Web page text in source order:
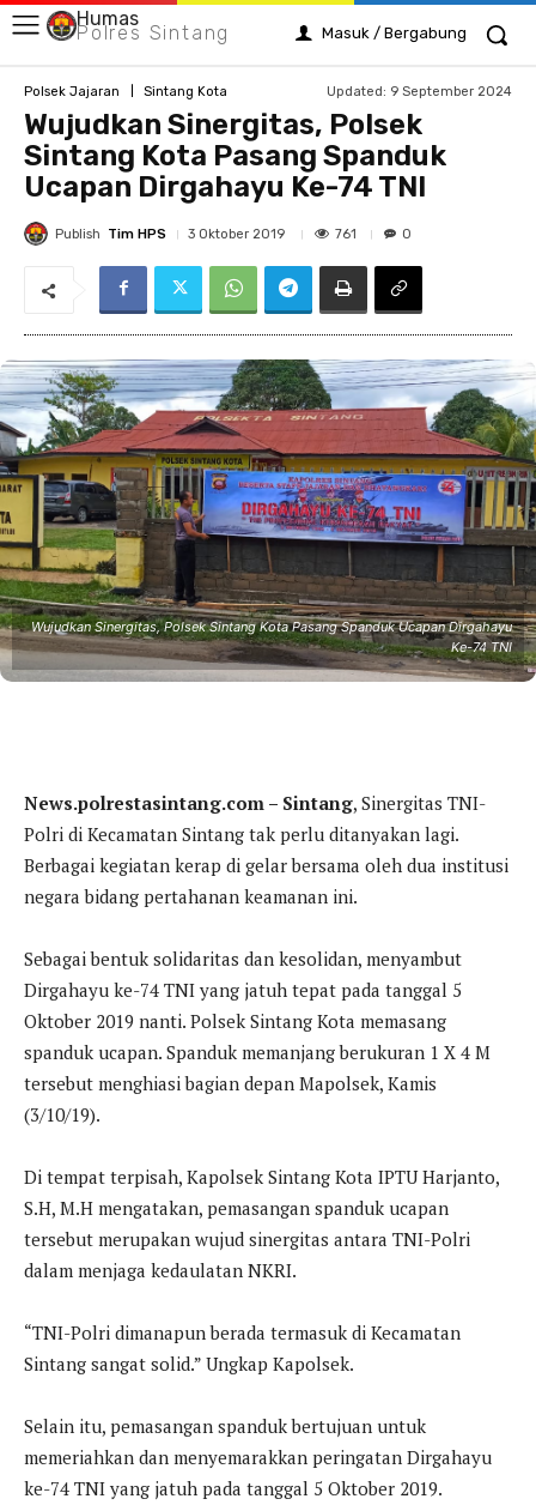
Humas
Polres Sintang Masuk / Bergabung
Polsek Jajaran Sintang Kota Updated: 9 September 2024
Wujudkan Sinergitas, Polsek
Sintang Kota Pasang Spanduk
Ucapan Dirgahayu Ke-74 TNI
Publish Tim HPS 3 Oktober 2019 761 0
Wujudkan Sinergitas, Polsek Sintang Kota Pasang Spanduk Ucapan Dirgahayu
Ke-74 TNI
News.polrestasintang.com – Sintang, Sinergitas TNI-
Polri di Kecamatan Sintang tak perlu ditanyakan lagi.
Berbagai kegiatan kerap di gelar bersama oleh dua institusi
negara bidang pertahanan keamanan ini.
Sebagai bentuk solidaritas dan kesolidan, menyambut
Dirgahayu ke-74 TNI yang jatuh tepat pada tanggal 5
Oktober 2019 nanti. Polsek Sintang Kota memasang
spanduk ucapan. Spanduk memanjang berukuran 1 X 4 M
tersebut menghiasi bagian depan Mapolsek, Kamis
(3/10/19).
Di tempat terpisah, Kapolsek Sintang Kota IPTU Harjanto,
S.H, M.H mengatakan, pemasangan spanduk ucapan
tersebut merupakan wujud sinergitas antara TNI-Polri
dalam menjaga kedaulatan NKRI.
“TNI-Polri dimanapun berada termasuk di Kecamatan
Sintang sangat solid.” Ungkap Kapolsek.
Selain itu, pemasangan spanduk bertujuan untuk
memeriahkan dan menyemarakkan peringatan Dirgahayu
ke-74 TNI yang jatuh pada tanggal 5 Oktober 2019.